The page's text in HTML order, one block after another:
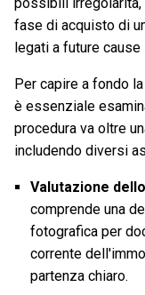
fase di acquisto di
legati a future cause
Per capire a fondo
è essenziale
procedura va oltre
includendo diversi
Valutazione
comprende una
fotografica per
corrente
partenza chiaro.